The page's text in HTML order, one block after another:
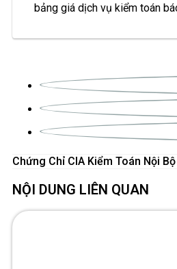
bảng giá dịch vụ kiểm toán
Chứng Chỉ CIA Kiểm Toán Nội Bộ
NỘI DUNG LIÊN QUAN